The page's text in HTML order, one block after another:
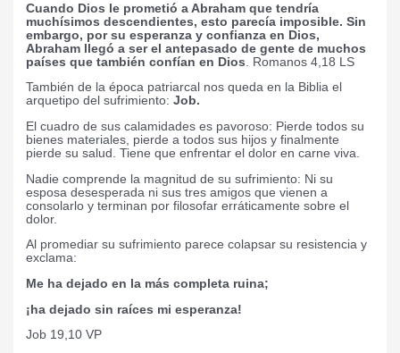
Cuando Dios le prometió a Abraham que tendría
muchísimos descendientes, esto parecía imposible. Sin
embargo, porsu esperanza y confianza en Dios,
Abraham llegó a ser el antepasado de gente de muchos
países que también confían en Dios . Romanos 4,18 LS
También de la época patriarcal nos queda en la Biblia el
arquetipo del sufrimiento:Job.
El cuadro de sus calamidades es pavoroso: Pierde todos su
bienes materiales, pierde a todos sus hijos y finalmente
pierde su salud. Tiene que enfrentar el dolor en carne viva.
Nadie comprende la magnitud de su sufrimiento: Ni su
esposa desesperada ni sus tres amigos que vienen a
consolarlo y terminan por filosofar erráticamente sobre el
dolor.
Al promediar su sufrimiento parece colapsar su resistencia y
exclama:
Me ha dejado en la más completa ruina;
¡ha dejado sin raíces mi esperanza!
Job 19,10 VP